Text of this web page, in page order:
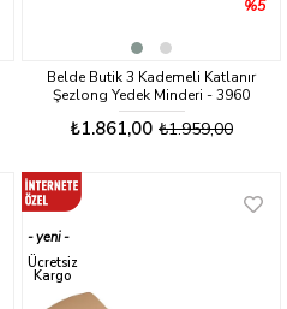
Belde Butik 3 Kademeli Katlanır
Şezlong Yedek Minderi - 3960
₺1.861,00 ₺1.959,00
%5
yeni
ürün
Ücretsiz
Kargo